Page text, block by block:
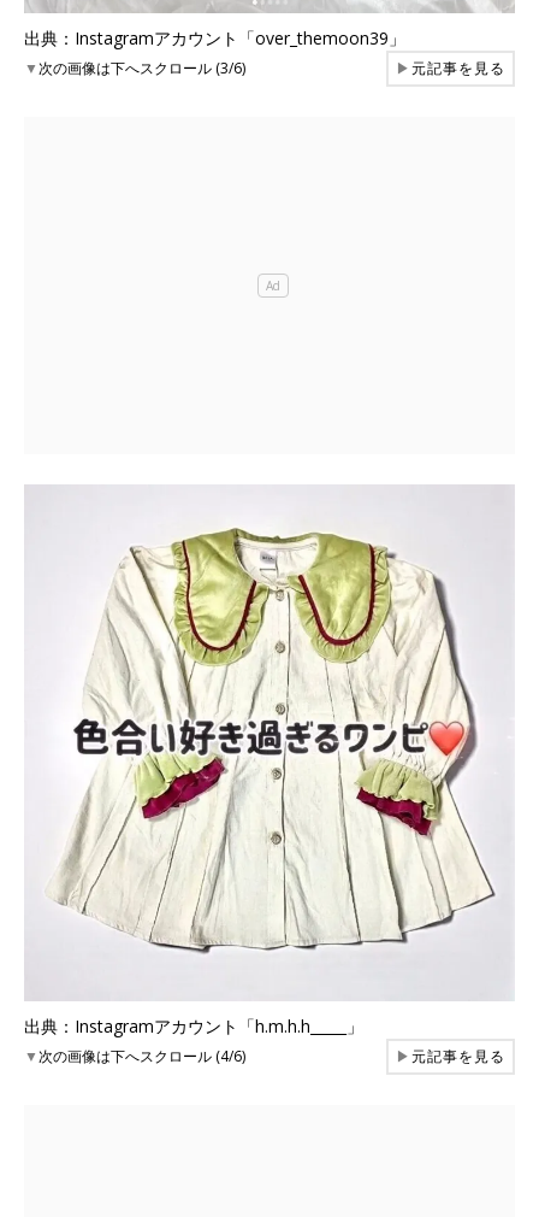
出典：Instagramアカウント「over_themoon39」
▼次の画像は下へスクロール (3/6) ▶元記事を見る
出典：Instagramアカウント「h.m.h.h_____」
▼次の画像は下へスクロール (4/6) ▶元記事を見る